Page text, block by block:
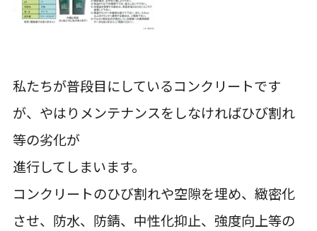
私たちが普段目にしているコンクリートです
が、やはりメンテナンスをしなければひび割れ
等の劣化が
進行してしまいます。
コンクリートのひび割れや空隙を埋め、緻密化
させ、防水、防錆、中性化抑止、強度向上等の